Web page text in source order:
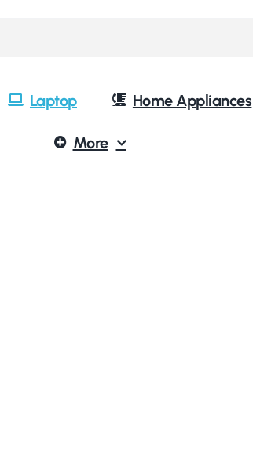
Laptop Home Appliances
More